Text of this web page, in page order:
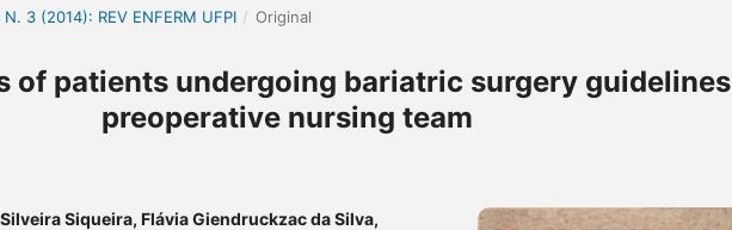
N. 3 (2014): REV ENFERM UFPI / Original
of patients undergoing bariatric surgery guidelines
preoperative nursing team
Siqueira, Flávia Giendruckzac da Silva,